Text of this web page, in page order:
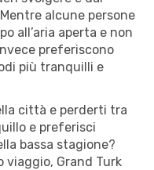
alcune persone
all’aria aperta e non
preferiscono
più tranquilli e
città e perderti tra
e preferisci
bassa stagione?
viaggio, Grand Turk